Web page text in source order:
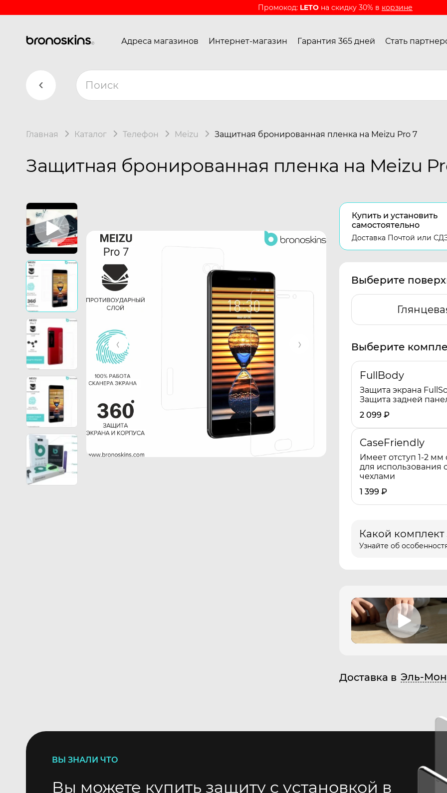
Промокод: LETO на скидку 30% в корзине
Адреса магазинов Интернет-магазин Гарантия 365 дней Стать
Главная Каталог Телефон Meizu Защитная бронированная пленка на Meizu Pro 7
Защитная бронированная пленка на Meizu
Купить и установить
самостоятельно
Доставка Почтой или
Выберите
Выберите
FullBody
Защита экрана
Защита задней
2 099 ₽
CaseFriendly
Имеет отступ 1-2 мм
для использования
чехлами
1 399 ₽
Какой
Узнайте об
Доставка в Эль-
ВЫ ЗНАЛИ ЧТО
Вы можете купить защиту с установкой в